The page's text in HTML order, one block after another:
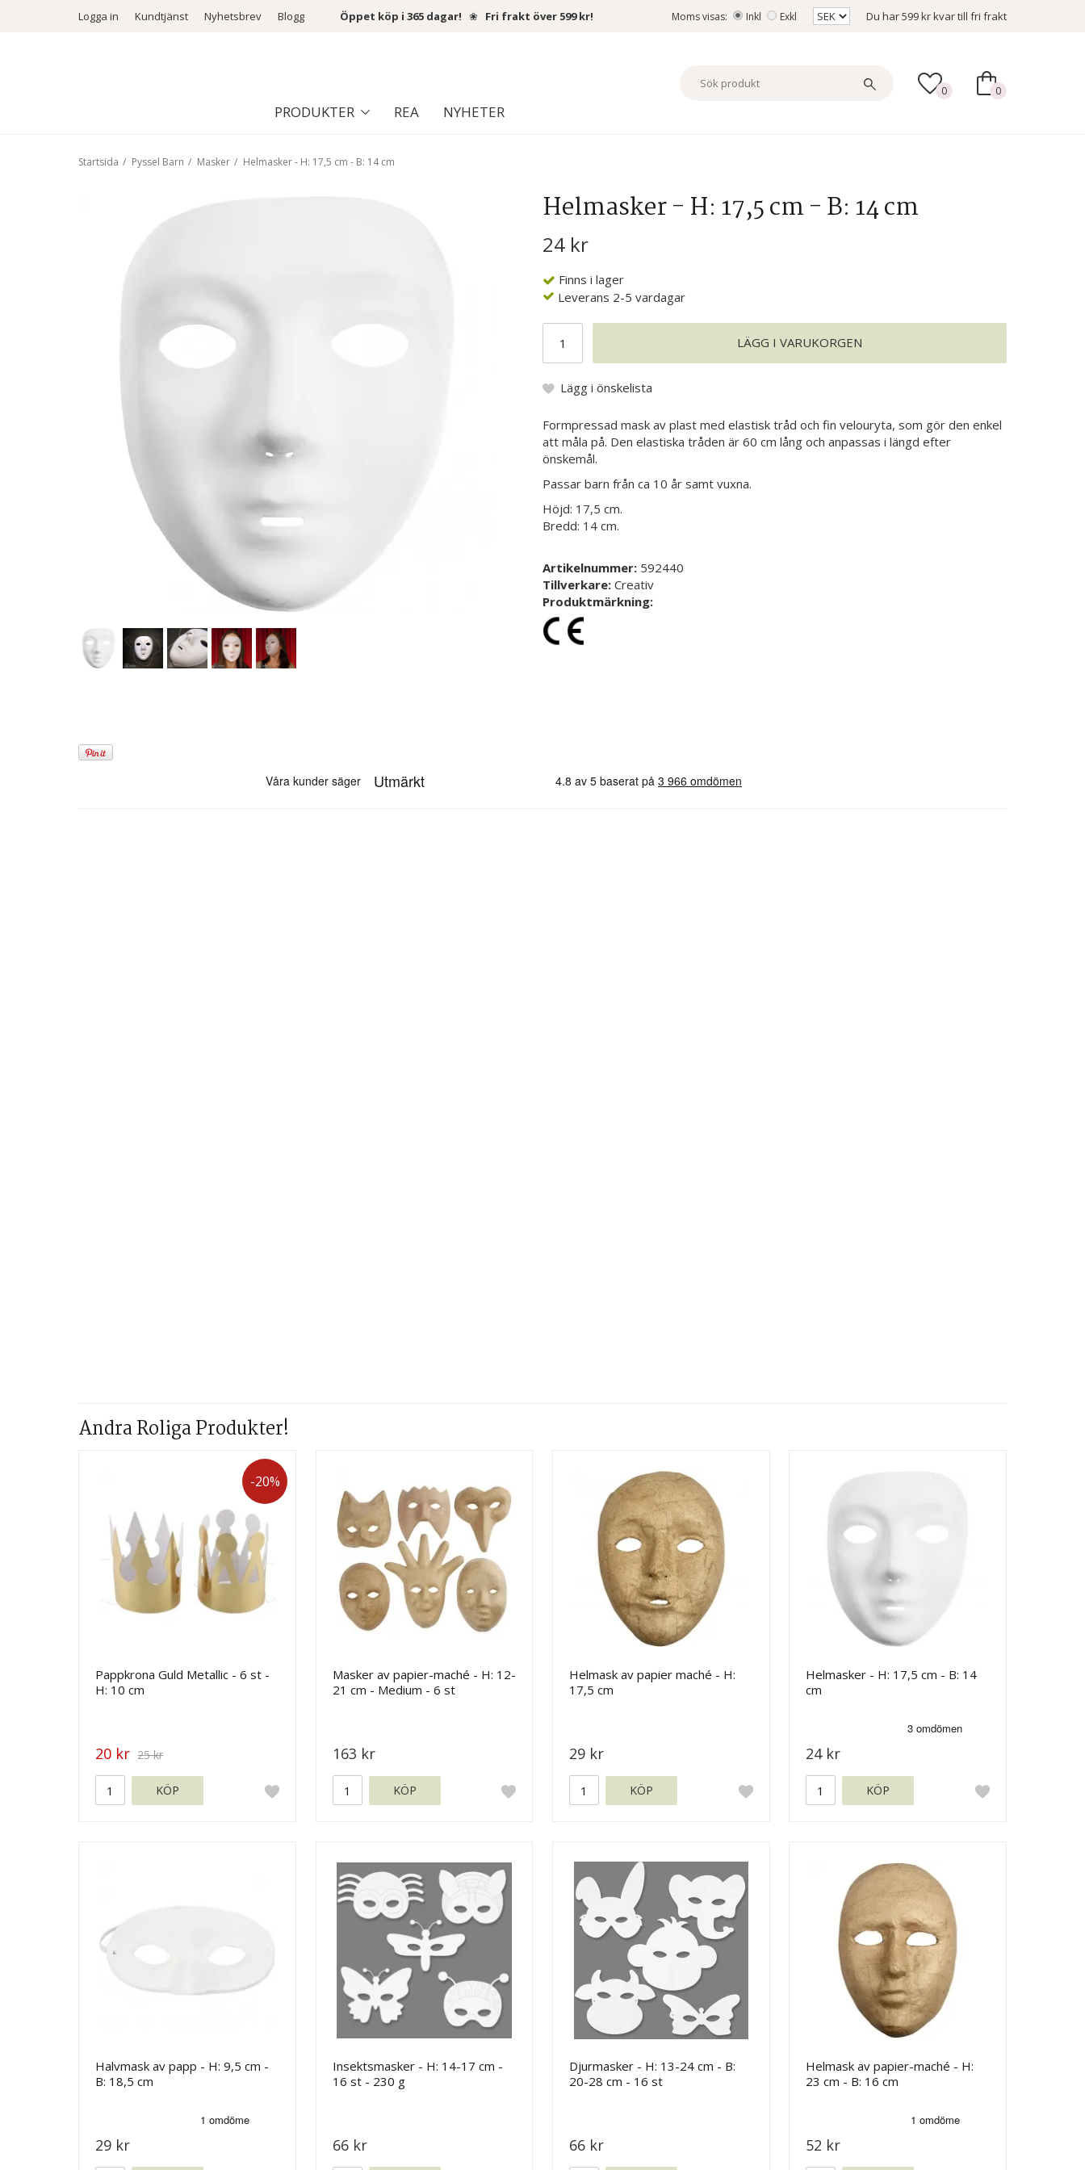
Logga in Kundtjänst Nyhetsbrev Blogg Öppet köp i 365 dagar! ❀ Fri frakt över 599 kr! Moms visas: Inkl Exkl Du har599 krkvar till fri frakt
PRODUKTER REA NYHETER
0 0
Startsida / Pyssel Barn / Masker / Helmasker - H: 17,5 cm - B: 14 cm
Helmasker - H: 17,5 cm - B: 14 cm
24 kr
Finns i lager
Leverans 2-5 vardagar
LÄGG I VARUKORGEN
Lägg i önskelista
Formpressad mask av plast med elastisk tråd och fin velouryta, som gör den enkel
att måla på. Den elastiska tråden är 60 cm lång och anpassas i längd efter
önskemål.
Passar barn från ca 10 år samt vuxna.
Höjd: 17,5 cm.
Bredd: 14 cm.
Artikelnummer: 592440
Tillverkare: Creativ
Produktmärkning:
Andra Roliga Produkter!
-20%
Pappkrona Guld Metallic - 6 st -
H: 10 cm
20 kr 25 kr
KÖP
Masker av papier-maché - H: 12-
21 cm - Medium - 6 st
163 kr
KÖP
Helmask av papier maché - H:
17,5 cm
29 kr
KÖP
Helmasker - H: 17,5 cm - B: 14
cm
24 kr
KÖP
Halvmask av papp - H: 9,5 cm -
B: 18,5 cm
29 kr
Insektsmasker - H: 14-17 cm -
16 st - 230 g
66 kr
Djurmasker - H: 13-24 cm - B:
20-28 cm - 16 st
66 kr
Helmask av papier-maché - H:
23 cm - B: 16 cm
52 kr